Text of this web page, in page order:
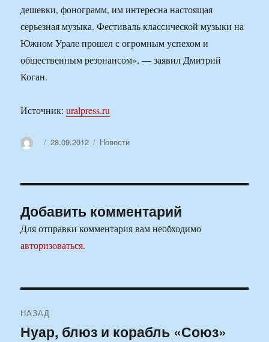
дешевки, фонограмм, им интересна настоящая
серьезная музыка. Фестиваль классической музыки на
Южном Урале прошел с огромным успехом и
общественным резонансом», — заявил Дмитрий
Коган.
Источник:uralpress.ru
АвторОпубликовано
28.09.2012 Рубрики
Новости
Добавить комментарий
Для отправки комментария вам необходимо
авторизоваться.
по
НАЗАД
Предыдущая
Нуар, блюз и корабль «Союз»